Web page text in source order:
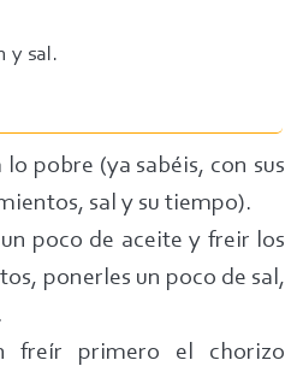
y sal.
pobre (ya sabéis, con sus
sal y su tiempo).
poco de aceite y freir los
ponerles un poco de sal,
freír primero el chorizo